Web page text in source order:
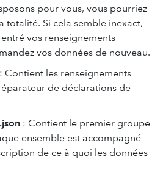
pour vous, vous pourriez
totalité. Si cela semble inexact,
vos renseignements
vos données de nouveau.
Contient les renseignements
de déclarations de
: Contient le premier groupe
ensemble est accompagné
de ce à quoi les données